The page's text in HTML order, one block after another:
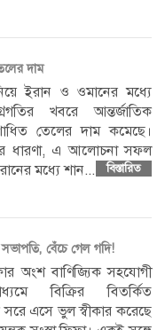
দাম
ইরান ও ওমানের মধ্যে
খবরে আন্তর্জাতিক
তেলের দাম কমেছে।
ধারণা, এ আলোচনা সফল
মধ্যে শান...
বিস্তারিত
সভাপতি, বেঁচে গেল গদি!
অংশ বাণিজ্যিক সহযোগী
বিক্রির বিতর্কিত
এসে ভুল স্বীকার করেছে